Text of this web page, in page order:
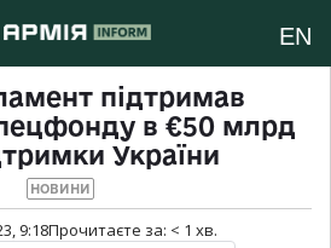
EN
підтримав
в €50 млрд
України
НОВИНИ
9:18Прочитаєте за: < 1 хв.